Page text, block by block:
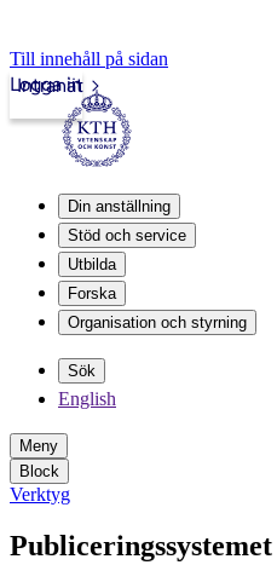
Till innehåll på sidan
Intranät
Logga in
Din anställning
Stöd och service
Utbilda
Forska
Organisation och styrning
Sök
English
Meny
Block
Verktyg